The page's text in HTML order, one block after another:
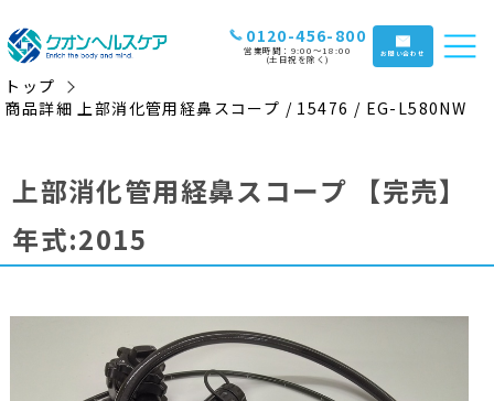
0120-456-800
営業時間：9:00〜18:00
(土日祝を除く) お問い合わせ
トップ
商品詳細 上部消化管用経鼻スコープ / 15476 / EG-L580NW
上部消化管用経鼻スコープ
【完売】
年式:2015